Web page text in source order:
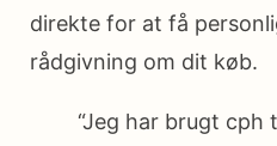
direkte for at få
rådgivning om dit køb.
“Jeg har brugt cph